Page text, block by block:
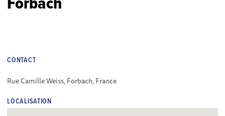
CONTACT
Rue Camille Weiss, Forbach, France
LOCALISATION